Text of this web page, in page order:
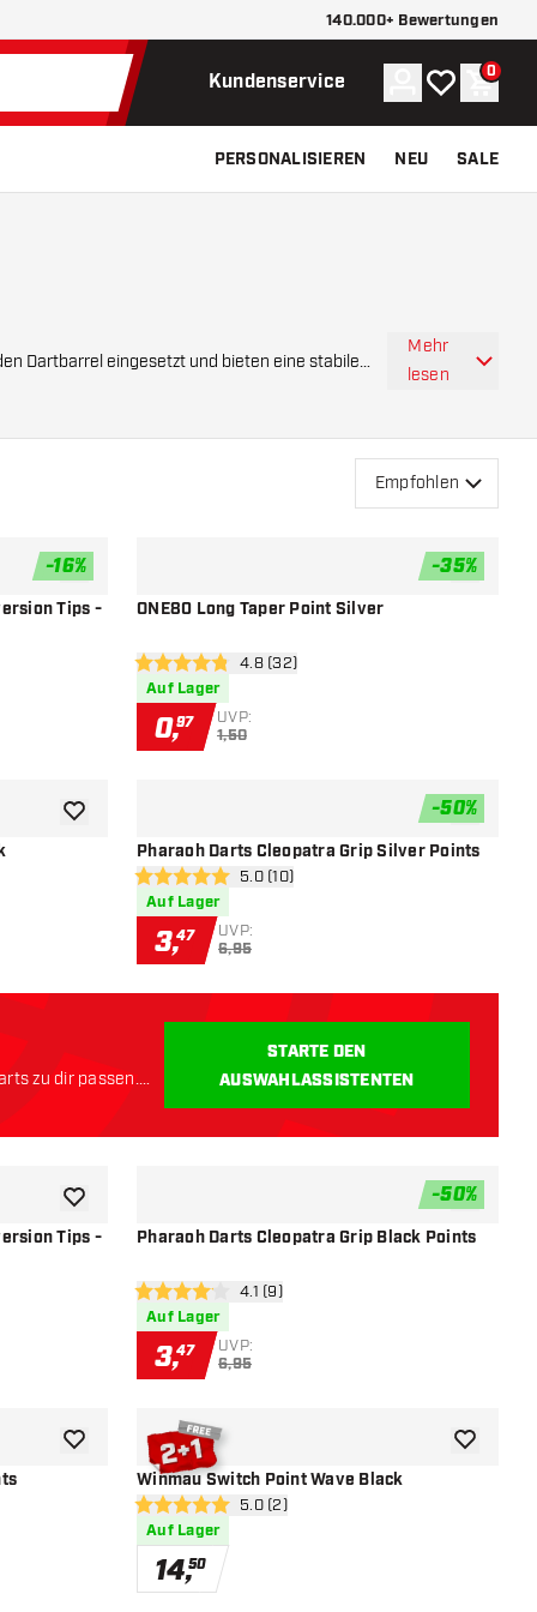
140.000+ Bewertungen
Kundenservice Konto
Meine 0
PERSONALISIEREN NEU SALE
Mehr
lesen
Empfohlen
-16%
Tips -
Zur Wunschliste hinzufügen
-35%
ONE80 Long Taper Point Silver
Bewertungsbereich öffnen
4.8 Bewertungssterne
4.8 (32)
Auf Lager
0,97 UVP:
1,50
Zur
Zur Wunschliste hinzufügen
-50%
Pharaoh Darts Cleopatra Grip Silver Points
Bewertungsbereich öffnen
5 Bewertungssterne
5.0 (10)
Auf Lager
3,47 UVP:
6,95
Zur
Tips -
Zur Wunschliste hinzufügen
-50%
Pharaoh Darts Cleopatra Grip Black Points
Bewertungsbereich öffnen
4.1 Bewertungssterne
4.1 (9)
Auf Lager
3,47 UVP:
6,95
Zur
Zur Wunschliste hinzufügen
Winmau Switch Point Wave Black
Bewertungsbereich öffnen
5 Bewertungssterne
5.0 (2)
Auf Lager
14,50
Zur
zu dir passen.
STARTE DEN
AUSWAHLASSISTENTEN